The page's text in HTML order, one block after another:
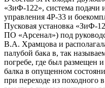
«ЗиФ-122», система подачи
управления 4Р-33 и
Пусковая установка «ЗиФ-
ПО «Арсенал») под
В.А. Храмцова и
палубой бака в, так
погребе, где был размещен
балка в опущенном
при переходе из походного